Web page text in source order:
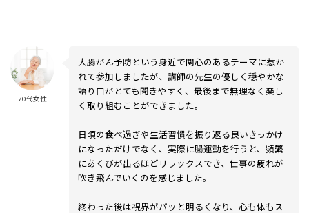
70代女性
大腸がん予防という身近で関心のあるテーマに惹か
れて参加しましたが、講師の先生の優しく穏やかな
語り口がとても聞きやすく、最後まで無理なく楽し
く取り組むことができました。
日頃の食べ過ぎや生活習慣を振り返る良いきっかけ
になっただけでなく、実際に腸運動を行うと、頻繁
にあくびが出るほどリラックスでき、仕事の疲れが
吹き飛んでいくのを感じました。
終わった後は視界がパッと明るくなり、心も体もス